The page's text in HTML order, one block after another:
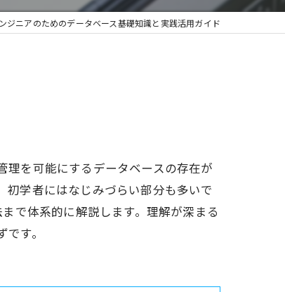
正社員
ジニアのためのデータベース基礎知識と実践活用ガイド
を可能にするデータベースの存在が
学者にはなじみづらい部分も多いで
で体系的に解説します。理解が深まる
す。